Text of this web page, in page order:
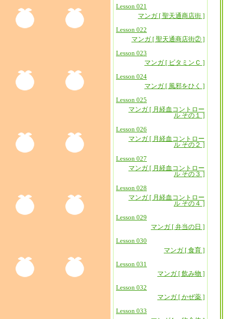
Lesson 021
マンガ [ 聖天通商店街 ]
Lesson 022
マンガ [ 聖天通商店街② ]
Lesson 023
マンガ [ ビタミンＣ ]
Lesson 024
マンガ [ 風邪をひく ]
Lesson 025
マンガ [ 月経血コントロー
ル その１ ]
Lesson 026
マンガ [ 月経血コントロー
ル その２ ]
Lesson 027
マンガ [ 月経血コントロー
ル その３ ]
Lesson 028
マンガ [ 月経血コントロー
ル その４ ]
Lesson 029
マンガ [ 弁当の日 ]
Lesson 030
マンガ [ 食育 ]
Lesson 031
マンガ [ 飲み物 ]
Lesson 032
マンガ [ かぜ薬 ]
Lesson 033